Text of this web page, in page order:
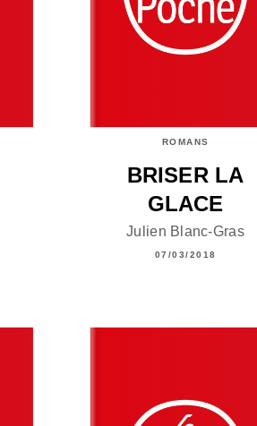
ROMANS
BRISER LA
GLACE
Julien Blanc-Gras
07/03/2018